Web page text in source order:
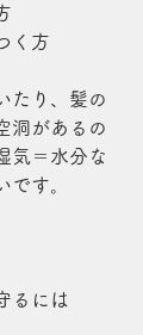
く方
たり、髪の
洞があるの
気＝水分な
です。
るには